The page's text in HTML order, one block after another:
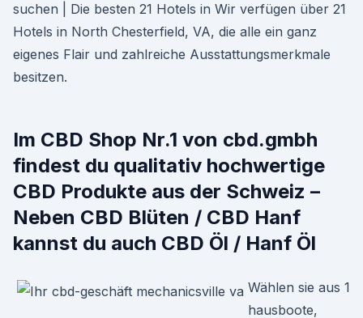
suchen | Die besten 21 Hotels in Wir verfügen über 21
Hotels in North Chesterfield, VA, die alle ein ganz
eigenes Flair und zahlreiche Ausstattungsmerkmale
besitzen.
Im CBD Shop Nr.1 von cbd.gmbh
findest du qualitativ hochwertige
CBD Produkte aus der Schweiz –
Neben CBD Blüten / CBD Hanf
kannst du auch CBD Öl / Hanf Öl
Wählen sie aus 1
hausboote,